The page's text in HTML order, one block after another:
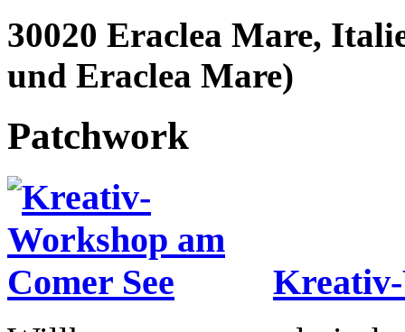
30020 Eraclea Mare,
und Eraclea Mare)
Patchwork
Kreativ-